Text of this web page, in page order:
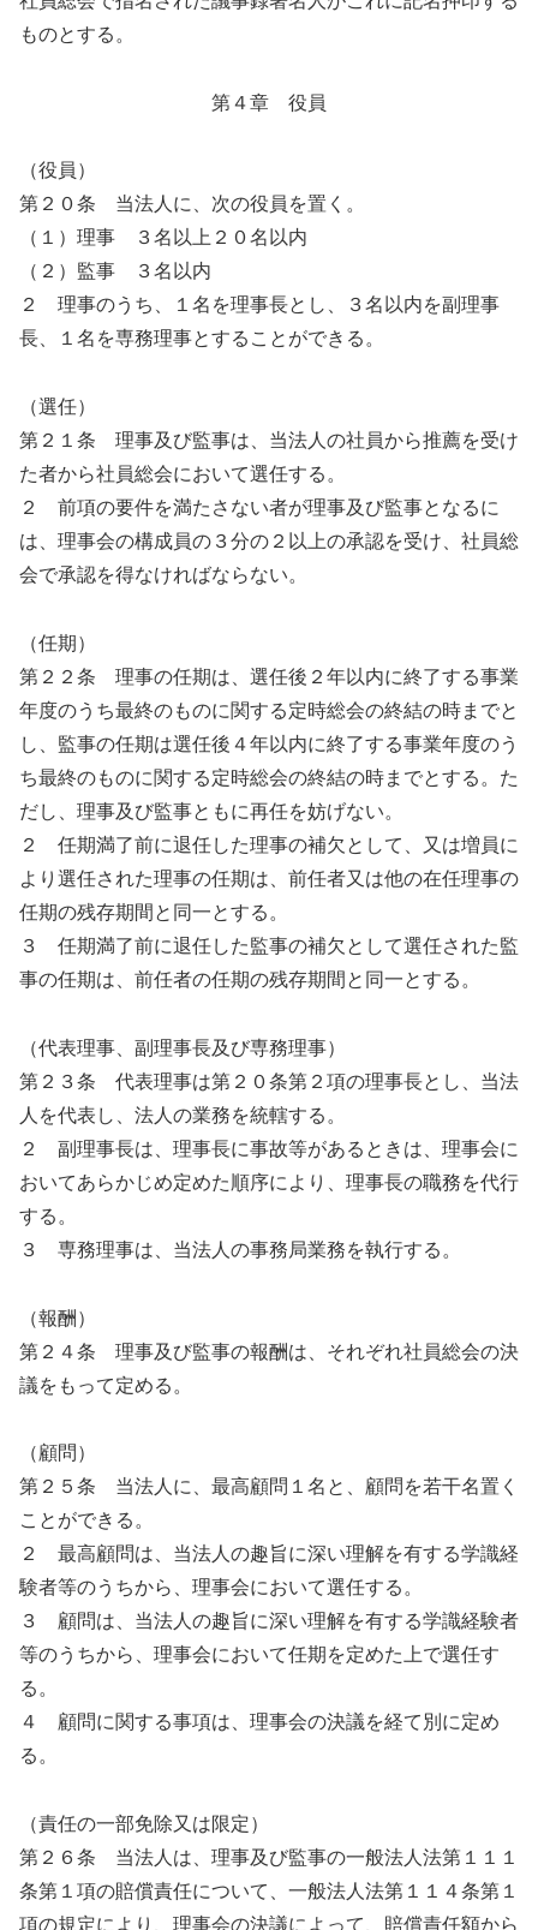
ものとする。
第４章 役員
（役員）
第２０条 当法人に、次の役員を置く。
（１）理事 ３名以上２０名以内
（２）監事 ３名以内
２ 理事のうち、１名を理事長とし、３名以内を副理事
長、１名を専務理事とすることができる。
（選任）
第２１条 理事及び監事は、当法人の社員から推薦を受け
た者から社員総会において選任する。
２ 前項の要件を満たさない者が理事及び監事となるに
は、理事会の構成員の３分の２以上の承認を受け、社員総
会で承認を得なければならない。
（任期）
第２２条 理事の任期は、選任後２年以内に終了する事業
年度のうち最終のものに関する定時総会の終結の時までと
し、監事の任期は選任後４年以内に終了する事業年度のう
ち最終のものに関する定時総会の終結の時までとする。た
だし、理事及び監事ともに再任を妨げない。
２ 任期満了前に退任した理事の補欠として、又は増員に
より選任された理事の任期は、前任者又は他の在任理事の
任期の残存期間と同一とする。
３ 任期満了前に退任した監事の補欠として選任された監
事の任期は、前任者の任期の残存期間と同一とする。
（代表理事、副理事長及び専務理事）
第２３条 代表理事は第２０条第２項の理事長とし、当法
人を代表し、法人の業務を統轄する。
２ 副理事長は、理事長に事故等があるときは、理事会に
おいてあらかじめ定めた順序により、理事長の職務を代行
する。
３ 専務理事は、当法人の事務局業務を執行する。
（報酬）
第２４条 理事及び監事の報酬は、それぞれ社員総会の決
議をもって定める。
（顧問）
第２５条 当法人に、最高顧問１名と、顧問を若干名置く
ことができる。
２ 最高顧問は、当法人の趣旨に深い理解を有する学識経
験者等のうちから、理事会において選任する。
３ 顧問は、当法人の趣旨に深い理解を有する学識経験者
等のうちから、理事会において任期を定めた上で選任す
る。
４ 顧問に関する事項は、理事会の決議を経て別に定め
る。
（責任の一部免除又は限定）
第２６条 当法人は、理事及び監事の一般法人法第１１１
条第１項の賠償責任について、一般法人法第１１４条第１
項の規定により、理事会の決議によって、賠償責任額から